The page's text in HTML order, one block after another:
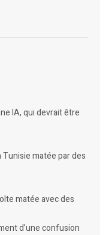
IA, qui devrait être
Tunisie matée par des
matée avec des
d’une confusion